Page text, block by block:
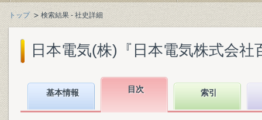
トップ 検索結果 - 社史詳細
日本電気(株)『日本電気株式会社
基本情報 目次 索引